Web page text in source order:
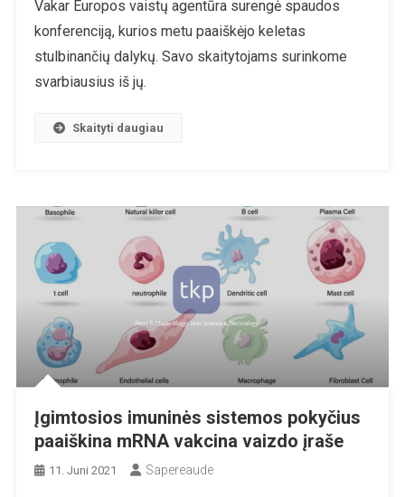
EMA
Dėl
Imuninės
Sistemos
Perkrovą
Vakar Europos vaistų agentūra surengė spaudos
konferenciją, kurios metu paaiškėjo keletas
stulbinančių dalykų. Savo skaitytojams surinkome
svarbiausius iš jų.
Skaityti daugiau
Įgimtosios imuninės sistemos pokyčius
paaiškina mRNA vakcina vaizdo įraše
11. Juni 2021 Sapereaude